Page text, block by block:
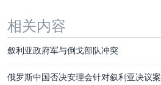
相关内容
叙利亚政府军与倒戈部队冲突
俄罗斯中国否决安理会针对叙利亚决议案